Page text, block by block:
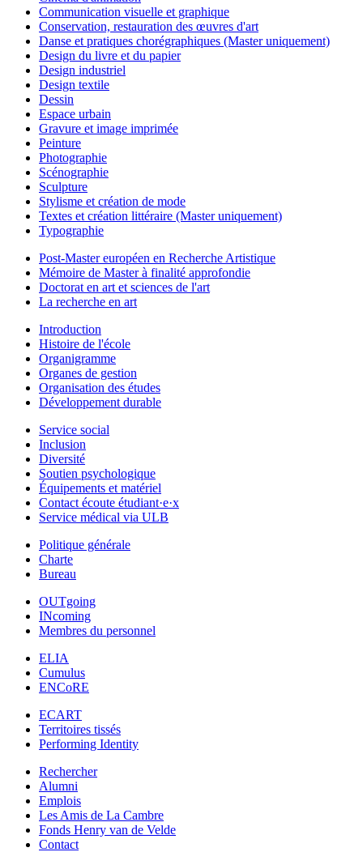
Communication visuelle et graphique
Conservation, restauration des œuvres d'art
Danse et pratiques chorégraphiques (Master uniquement)
Design du livre et du papier
Design industriel
Design textile
Dessin
Espace urbain
Gravure et image imprimée
Peinture
Photographie
Scénographie
Sculpture
Stylisme et création de mode
Textes et création littéraire (Master uniquement)
Typographie
Post-Master européen en Recherche Artistique
Mémoire de Master à finalité approfondie
Doctorat en art et sciences de l'art
La recherche en art
Introduction
Histoire de l'école
Organigramme
Organes de gestion
Organisation des études
Développement durable
Service social
Inclusion
Diversité
Soutien psychologique
Équipements et matériel
Contact écoute étudiant·e·x
Service médical via ULB
Politique générale
Charte
Bureau
OUTgoing
INcoming
Membres du personnel
ELIA
Cumulus
ENCoRE
ECART
Territoires tissés
Performing Identity
Rechercher
Alumni
Emplois
Les Amis de La Cambre
Fonds Henry van de Velde
Contact